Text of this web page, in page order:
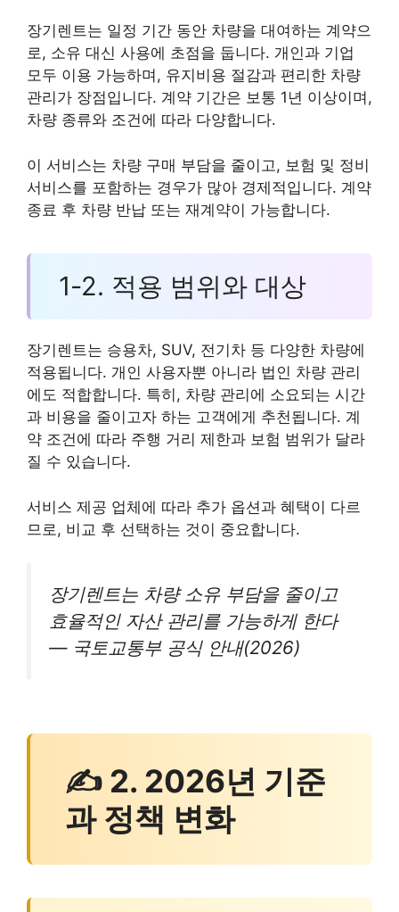
장기렌트는 일정 기간 동안 차량을 대여하는 계약으
로, 소유 대신 사용에 초점을 둡니다. 개인과 기업
모두 이용 가능하며, 유지비용 절감과 편리한 차량
관리가 장점입니다. 계약 기간은 보통 1년 이상이며,
차량 종류와 조건에 따라 다양합니다.
이 서비스는 차량 구매 부담을 줄이고, 보험 및 정비
서비스를 포함하는 경우가 많아 경제적입니다. 계약
종료 후 차량 반납 또는 재계약이 가능합니다.
1-2. 적용 범위와 대상
장기렌트는 승용차, SUV, 전기차 등 다양한 차량에
적용됩니다. 개인 사용자뿐 아니라 법인 차량 관리
에도 적합합니다. 특히, 차량 관리에 소요되는 시간
과 비용을 줄이고자 하는 고객에게 추천됩니다. 계
약 조건에 따라 주행 거리 제한과 보험 범위가 달라
질 수 있습니다.
서비스 제공 업체에 따라 추가 옵션과 혜택이 다르
므로, 비교 후 선택하는 것이 중요합니다.
장기렌트는 차량 소유 부담을 줄이고
효율적인 자산 관리를 가능하게 한다
— 국토교통부 공식 안내(2026)
✍ 2. 2026년 기준
과 정책 변화